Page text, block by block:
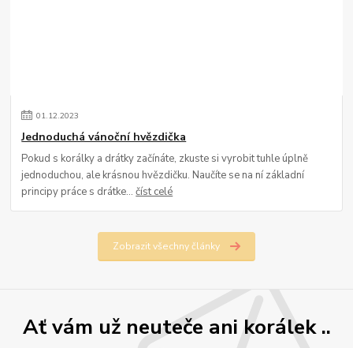
01.12.2023
Jednoduchá vánoční hvězdička
Pokud s korálky a drátky začínáte, zkuste si vyrobit tuhle úplně
jednoduchou, ale krásnou hvězdičku. Naučíte se na ní základní
principy práce s drátke...číst celé
Zobrazit všechny články
Ať vám už neuteče ani korálek ..